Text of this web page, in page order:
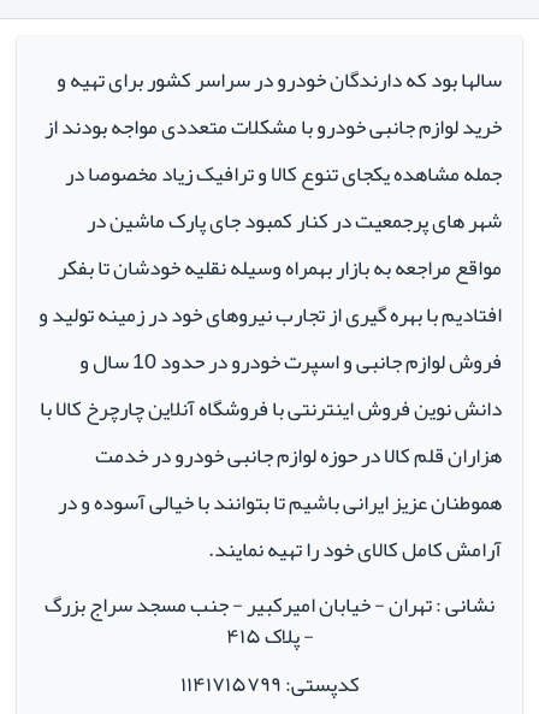
سالها بود که دارندگان خودرو در سراسر کشور برای تهیه و
خرید لوازم جانبی خودرو با مشکلات متعددی مواجه بودند از
جمله مشاهده یکجای تنوع کالا و ترافیک زیاد مخصوصا در
شهر های پرجمعیت در کنار کمبود جای پارک ماشین در
مواقع مراجعه به بازار بهمراه وسیله نقلیه خودشان تا بفکر
افتادیم با بهره گیری از تجارب نیروهای خود در زمینه تولید و
فروش لوازم جانبی و اسپرت خودرو در حدود 10 سال و
دانش نوین فروش اینترنتی با فروشگاه آنلاین چارچرخ کالا با
هزاران قلم کالا در حوزه لوازم جانبی خودرو در خدمت
هموطنان عزیز ایرانی باشیم تا بتوانند با خیالی آسوده و در
آرامش کامل کالای خود را تهیه نمایند.
نشانی : تهران - خیابان امیرکبیر - جنب مسجد سراج بزرگ
- پلاک ۴۱۵
کدپستی: ۱۱۴۱۷۱۵۷۹۹